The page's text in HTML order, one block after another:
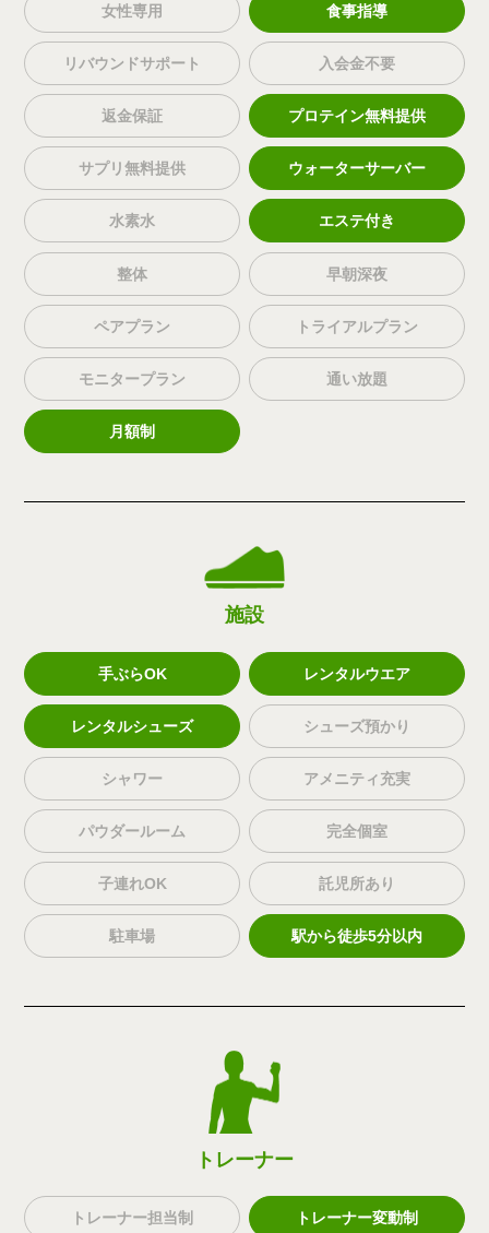
女性専用 食事指導
リバウンドサポート 入会金不要
返金保証 プロテイン無料提供
サプリ無料提供 ウォーターサーバー
水素水 エステ付き
整体 早朝深夜
ペアプラン トライアルプラン
モニタープラン 通い放題
月額制
施設
手ぶらOK レンタルウエア
レンタルシューズ シューズ預かり
シャワー アメニティ充実
パウダールーム 完全個室
子連れOK 託児所あり
駐車場 駅から徒歩5分以内
トレーナー
トレーナー担当制 トレーナー変動制